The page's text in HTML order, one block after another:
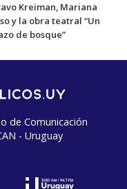
Kreiman, Mariana
y la obra teatral “Un
de bosque”
de Comunicación
- Uruguay